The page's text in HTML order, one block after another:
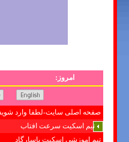
امروز:
صفحه اصلی سایت-لطفا وارد
تیم اسکیت سرعت افتاب
تیم اموزشی اسکیت پاسارگاد